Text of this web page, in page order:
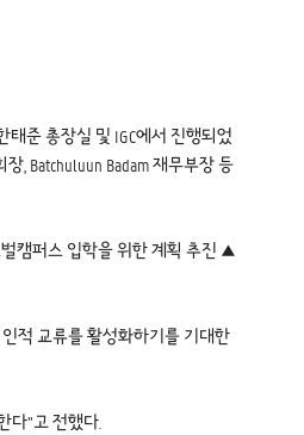
준 총장실 및 IGC에서 진행되었
, Batchuluun Badam 재무부장 등
캠퍼스 입학을 위한 계획 추진 ▲
적 교류를 활성화하기를 기대한
다”고 전했다.